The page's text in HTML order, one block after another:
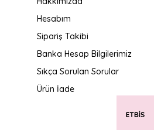
Hesabım
Sipariş Takibi
Banka Hesap Bilgilerimiz
Sıkça Sorulan Sorular
Ürün İade